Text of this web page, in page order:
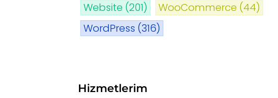
Website (201) WooCommerce (44)
WordPress (316)
Hizmetlerim